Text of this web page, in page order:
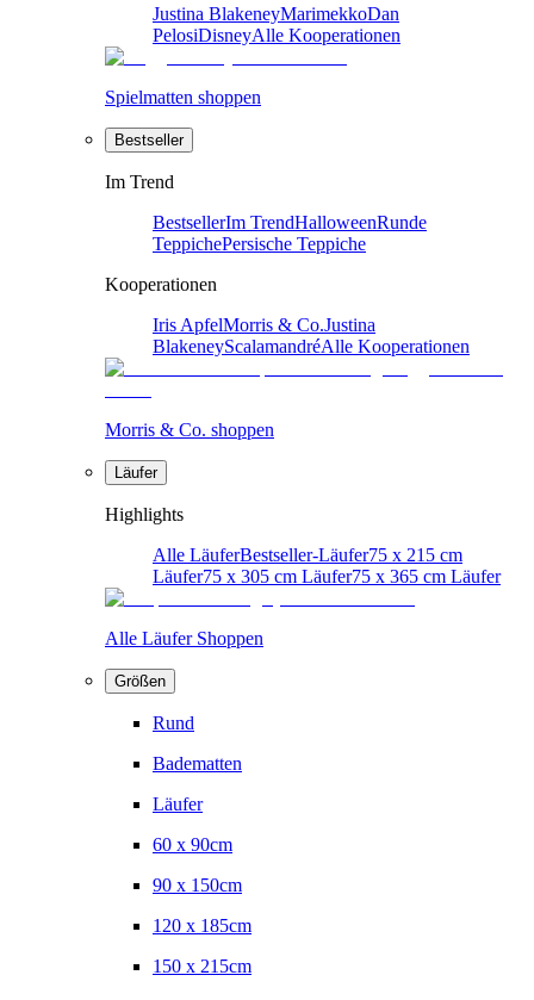
Justina BlakeneyMarimekkoDan
PelosiDisneyAlle Kooperationen
Spielmatten shoppen
Bestseller
Im Trend
BestsellerIm TrendHalloweenRunde
TeppichePersische Teppiche
Kooperationen
Iris ApfelMorris & Co.Justina
BlakeneyScalamandréAlle Kooperationen
Morris & Co. shoppen
Läufer
Highlights
Alle LäuferBestseller-Läufer75 x 215 cm
Läufer75 x 305 cm Läufer75 x 365 cm Läufer
Alle Läufer Shoppen
Größen
Rund
Badematten
Läufer
60 x 90cm
90 x 150cm
120 x 185cm
150 x 215cm